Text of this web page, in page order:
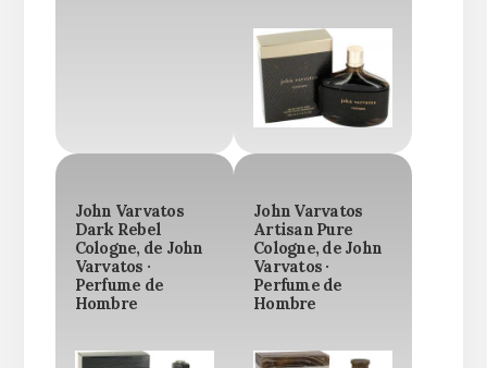
John Varvatos
Dark Rebel
Cologne, de John
Varvatos ·
Perfume de
Hombre
John Varvatos
Artisan Pure
Cologne, de John
Varvatos ·
Perfume de
Hombre